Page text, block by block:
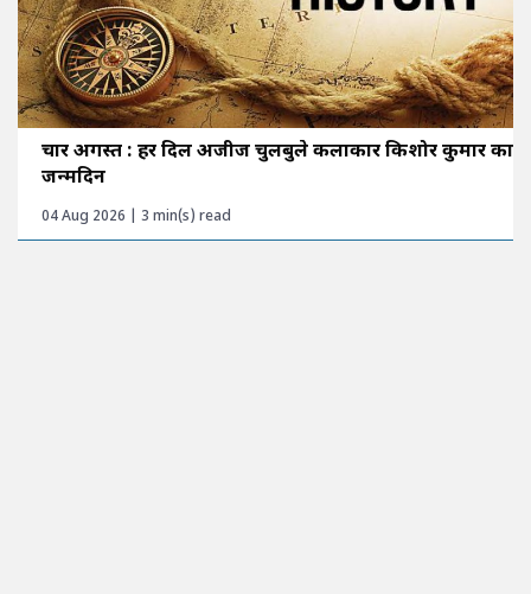
चार अगस्त : हर दिल अजीज चुलबुले कलाकार किशोर कुमार का
जन्मदिन
04 Aug 2026 | 3 min(s) read